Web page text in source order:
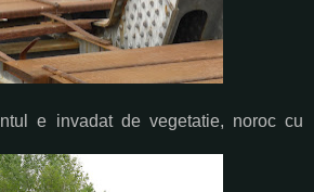
e invadat de vegetatie, noroc cu